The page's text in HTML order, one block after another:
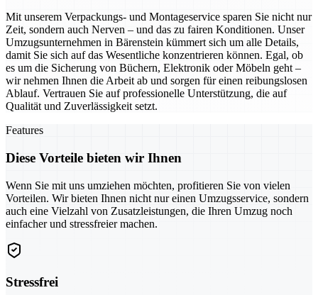
Mit unserem Verpackungs- und Montageservice sparen Sie nicht nur
Zeit, sondern auch Nerven – und das zu fairen Konditionen. Unser
Umzugsunternehmen in Bärenstein kümmert sich um alle Details,
damit Sie sich auf das Wesentliche konzentrieren können. Egal, ob
es um die Sicherung von Büchern, Elektronik oder Möbeln geht –
wir nehmen Ihnen die Arbeit ab und sorgen für einen reibungslosen
Ablauf. Vertrauen Sie auf professionelle Unterstützung, die auf
Qualität und Zuverlässigkeit setzt.
Features
Diese Vorteile bieten wir Ihnen
Wenn Sie mit uns umziehen möchten, profitieren Sie von vielen
Vorteilen. Wir bieten Ihnen nicht nur einen Umzugsservice, sondern
auch eine Vielzahl von Zusatzleistungen, die Ihren Umzug noch
einfacher und stressfreier machen.
Stressfrei